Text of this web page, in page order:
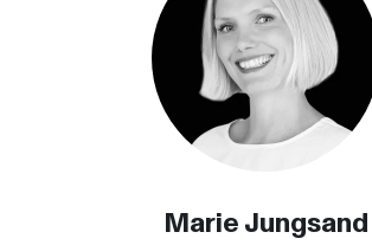
Marie Jungsand